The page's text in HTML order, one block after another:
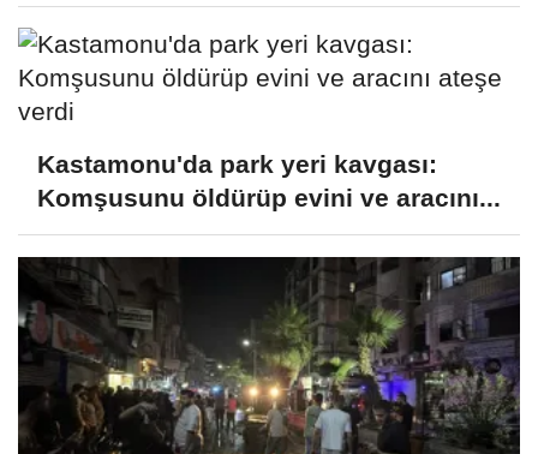
Kastamonu'da park yeri kavgası:
Komşusunu öldürüp evini ve aracını...